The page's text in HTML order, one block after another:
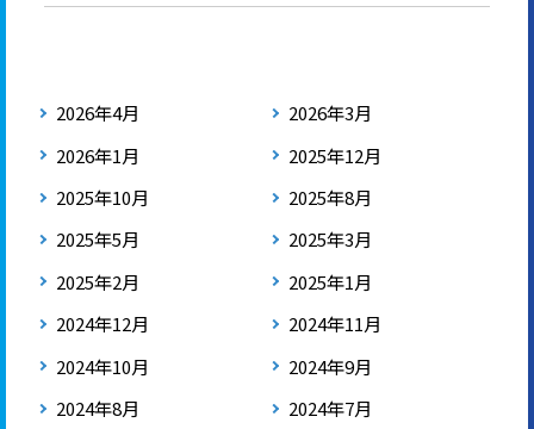
2026年4月
2026年3月
2026年1月
2025年12月
2025年10月
2025年8月
2025年5月
2025年3月
2025年2月
2025年1月
2024年12月
2024年11月
2024年10月
2024年9月
2024年8月
2024年7月